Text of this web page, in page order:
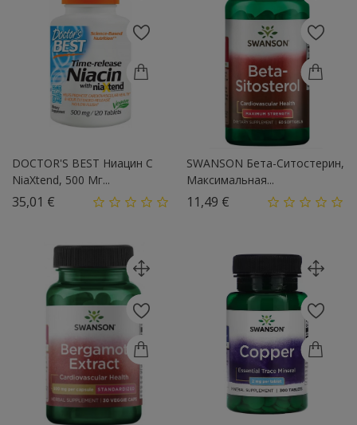
DOCTOR'S BEST Ниацин С
NiaXtend, 500 Мг...
35,01 €
SWANSON Бета-Ситостерин,
Максимальная...
11,49 €